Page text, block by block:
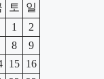
토
일
1
2
8
9
15 16